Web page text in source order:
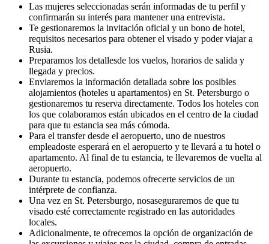
Las mujeres seleccionadas serán informadas de tu perfil y
confirmarán su interés para mantener una entrevista.
Te gestionaremos la invitación oficial y un bono de hotel,
requisitos necesarios para obtener el visado y poder viajar a
Rusia.
Preparamos los detallesde los vuelos, horarios de salida y
llegada y precios.
Enviaremos la información detallada sobre los posibles
alojamientos (hoteles u apartamentos) en St. Petersburgo o
gestionaremos tu reserva directamente. Todos los hoteles con
los que colaboramos están ubicados en el centro de la ciudad
para que tu estancia sea más cómoda.
Para el transfer desde el aeropuerto, uno de nuestros
empleadoste esperará en el aeropuerto y te llevará a tu hotel o
apartamento. Al final de tu estancia, te llevaremos de vuelta al
aeropuerto.
Durante tu estancia, podemos ofrecerte servicios de un
intérprete de confianza.
Una vez en St. Petersburgo, nosaseguraremos de que tu
visado esté correctamente registrado en las autoridades
locales.
Adicionalmente, te ofrecemos la opción de organización de